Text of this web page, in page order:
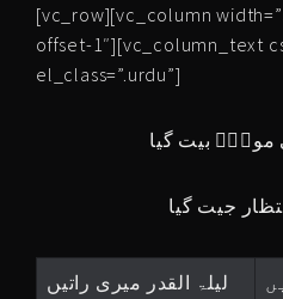
[vc_row][vc_column
offset-1″][vc_column_text
el_class=”.urdu”]
مولاؑ بیت گیا
جیت گیا
لیلۃ القدر میری راتیں